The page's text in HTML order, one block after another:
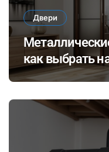
Двери
как выбрать